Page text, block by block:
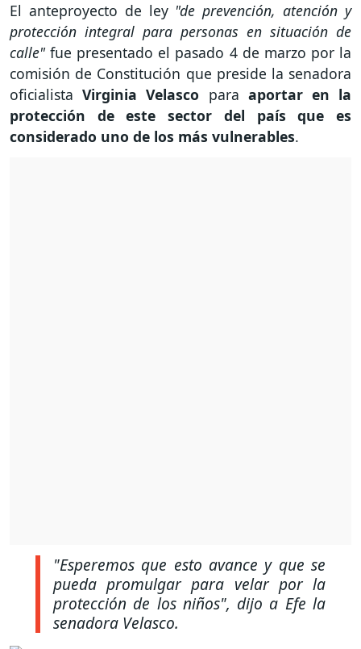
El anteproyecto de ley"de prevención, atención y
protección integral para personas en situación de
calle"fue presentado el pasado 4 de marzo por la
comisión de Constitución que preside la senadora
oficialistaVirginia Velasco para aportar en la
protección de este sector del país que es
considerado uno de los más vulnerables.
"Esperemos que esto avance y que se
pueda promulgar para velar por la
protección de los niños", dijo a Efe la
senadora Velasco.